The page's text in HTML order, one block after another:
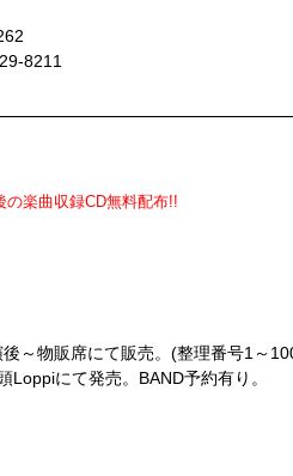
8211
楽曲収録CD無料配布!!
～物販席にて販売。(整理番号1～
にて発売。BAND予約有り。